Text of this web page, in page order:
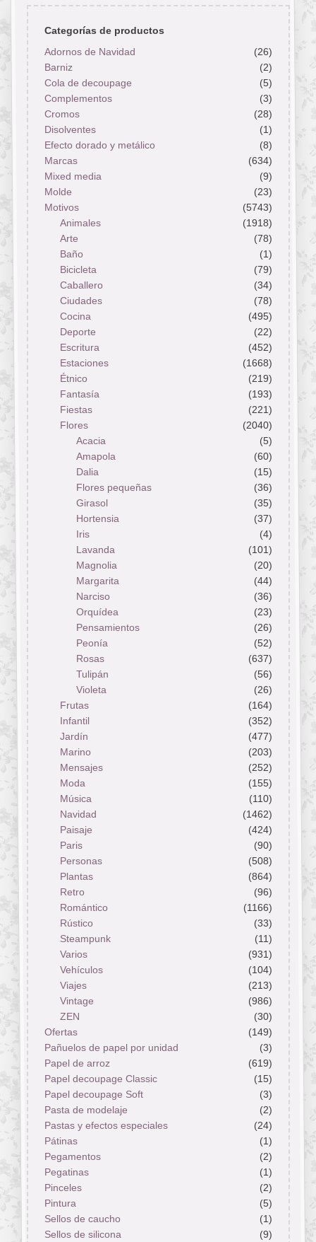
Categorías de productos
Adornos de Navidad
(26)
Barniz
(2)
Cola de decoupage
(5)
Complementos
(3)
Cromos
(28)
Disolventes
(1)
Efecto dorado y metálico
(8)
Marcas
(634)
Mixed media
(9)
Molde
(23)
Motivos
(5743)
Animales
(1918)
Arte
(78)
Baño
(1)
Bicicleta
(79)
Caballero
(34)
Ciudades
(78)
Cocina
(495)
Deporte
(22)
Escritura
(452)
Estaciones
(1668)
Étnico
(219)
Fantasía
(193)
Fiestas
(221)
Flores
(2040)
Acacia
(5)
Amapola
(60)
Dalia
(15)
Flores pequeñas
(36)
Girasol
(35)
Hortensia
(37)
Iris
(4)
Lavanda
(101)
Magnolia
(20)
Margarita
(44)
Narciso
(36)
Orquídea
(23)
Pensamientos
(26)
Peonía
(52)
Rosas
(637)
Tulipán
(56)
Violeta
(26)
Frutas
(164)
Infantil
(352)
Jardín
(477)
Marino
(203)
Mensajes
(252)
Moda
(155)
Música
(110)
Navidad
(1462)
Paisaje
(424)
Paris
(90)
Personas
(508)
Plantas
(864)
Retro
(96)
Romántico
(1166)
Rústico
(33)
Steampunk
(11)
Varios
(931)
Vehículos
(104)
Viajes
(213)
Vintage
(986)
ZEN
(30)
Ofertas
(149)
Pañuelos de papel por unidad
(3)
Papel de arroz
(619)
Papel decoupage Classic
(15)
Papel decoupage Soft
(3)
Pasta de modelaje
(2)
Pastas y efectos especiales
(24)
Pátinas
(1)
Pegamentos
(2)
Pegatinas
(1)
Pinceles
(2)
Pintura
(5)
Sellos de caucho
(1)
Sellos de silicona
(9)